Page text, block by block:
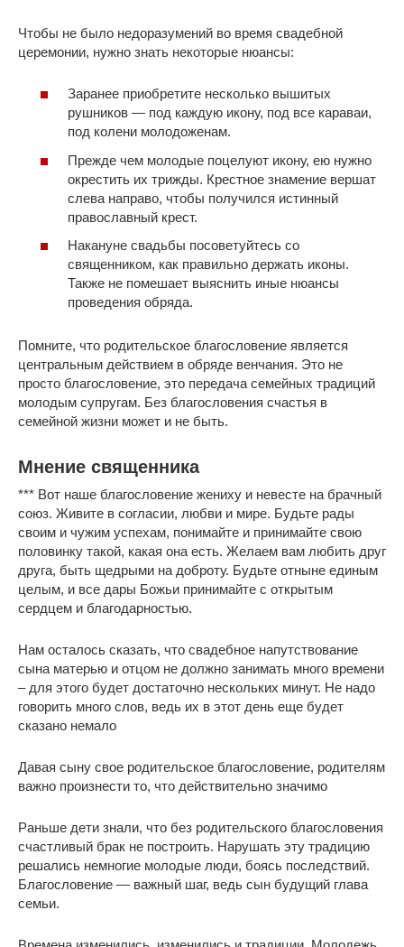
Чтобы не было недоразумений во время свадебной
церемонии, нужно знать некоторые нюансы:
Заранее приобретите несколько вышитых
рушников — под каждую икону, под все караваи,
под колени молодоженам.
Прежде чем молодые поцелуют икону, ею нужно
окрестить их трижды. Крестное знамение вершат
слева направо, чтобы получился истинный
православный крест.
Накануне свадьбы посоветуйтесь со
священником, как правильно держать иконы.
Также не помешает выяснить иные нюансы
проведения обряда.
Помните, что родительское благословение является
центральным действием в обряде венчания. Это не
просто благословение, это передача семейных традиций
молодым супругам. Без благословения счастья в
семейной жизни может и не быть.
Мнение священника
*** Вот наше благословение жениху и невесте на брачный
союз. Живите в согласии, любви и мире. Будьте рады
своим и чужим успехам, понимайте и принимайте свою
половинку такой, какая она есть. Желаем вам любить друг
друга, быть щедрыми на доброту. Будьте отныне единым
целым, и все дары Божьи принимайте с открытым
сердцем и благодарностью.
Нам осталось сказать, что свадебное напутствование
сына матерью и отцом не должно занимать много времени
– для этого будет достаточно нескольких минут. Не надо
говорить много слов, ведь их в этот день еще будет
сказано немало
Давая сыну свое родительское благословение, родителям
важно произнести то, что действительно значимо
Раньше дети знали, что без родительского благословения
счастливый брак не построить. Нарушать эту традицию
решались немногие молодые люди, боясь последствий.
Благословение — важный шаг, ведь сын будущий глава
семьи.